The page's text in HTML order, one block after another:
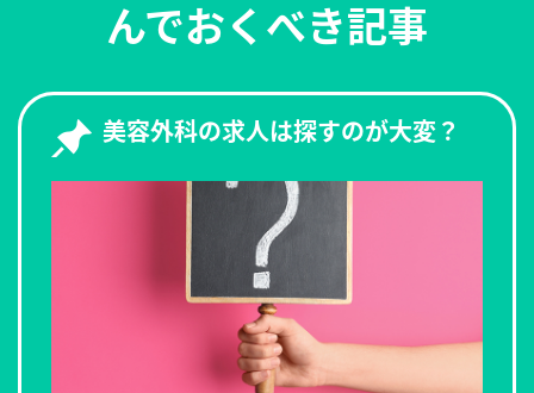
んでおくべき記事
美容外科の求人は探すのが大変？